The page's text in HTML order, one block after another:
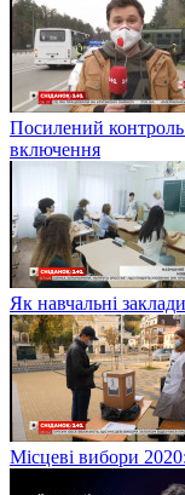
Посилений
включення
Як навчальні
Місцеві вибори